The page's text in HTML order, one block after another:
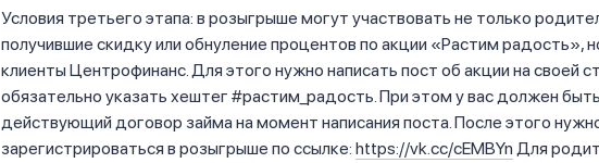
Условия третьего этапа: в розыгрыше могут участвовать не только
получившие скидку или обнуление процентов по акции «Растим радость»,
клиенты Центрофинанс. Для этого нужно написать пост об акции на своей
обязательно указать хештег #растим_радость. При этом у вас должен быть
действующий договор займа на момент написания поста. После этого
зарегистрироваться в розыгрыше по ссылке: https://vk.cc/cEMBYn Для